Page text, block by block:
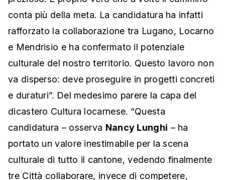
conta più della meta. La candidatura ha infatti
rafforzato la collaborazione tra Lugano, Locarno
e Mendrisio e ha confermato il potenziale
culturale del nostro territorio. Questo lavoro non
va disperso: deve proseguire in progetti concreti
e duraturi”. Del medesimo parere la capa del
dicastero Cultura locarnese. “Questa
candidatura – osserva Nancy Lunghi – ha
portato un valore inestimabile per la scena
culturale di tutto il cantone, vedendo finalmente
tre Città collaborare, invece di competere,